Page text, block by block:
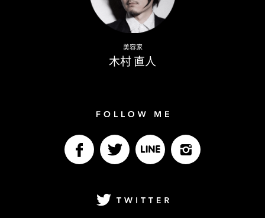
美容家
木村 直人